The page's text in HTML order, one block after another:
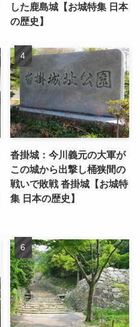
した鹿島城【お城特集 日本
の歴史】
沓掛城：今川義元の大軍が
この城から出撃し桶狭間の
戦いで敗戦 沓掛城【お城特
集 日本の歴史】